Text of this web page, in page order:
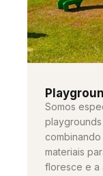
Somos
materiais
floresce e a